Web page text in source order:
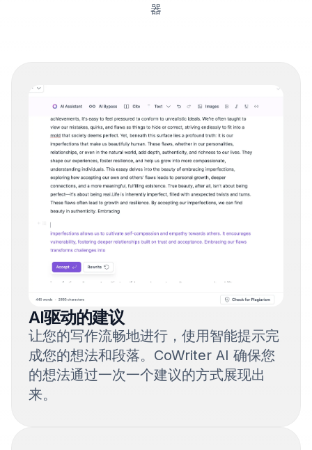
器
AI驱动的建议
让您的写作流畅地进行，使用智能提示完
成您的想法和段落。CoWriter AI 确保您
的想法通过一次一个建议的方式展现出
来。